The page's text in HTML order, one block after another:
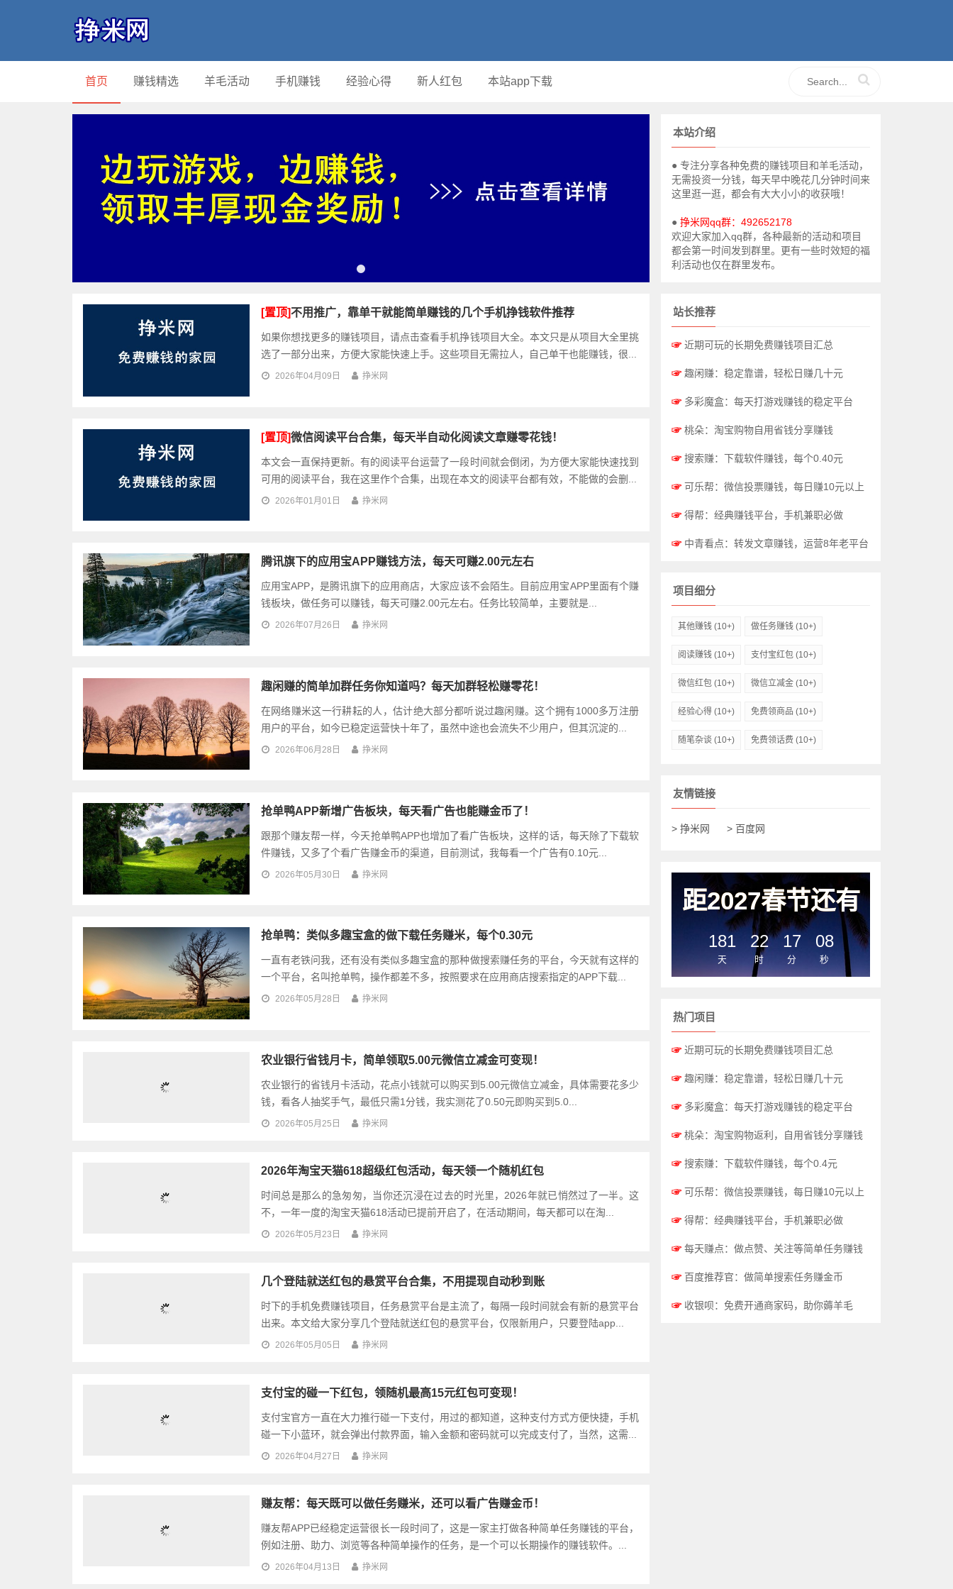
首页 赚钱精选 羊毛活动 手机赚钱 经验心得 新人红包 本站app下载
[置顶]不用推广，靠单干就能简单赚钱的几个手机挣钱软件推荐
如果你想找更多的赚钱项目，请点击查看手机挣钱项目大全。本文只是从项目大全里挑
选了一部分出来，方便大家能快速上手。这些项目无需拉人，自己单干也能赚钱，很...
2026年04月09日 挣米网
[置顶]微信阅读平台合集，每天半自动化阅读文章赚零花钱！
本文会一直保持更新。有的阅读平台运营了一段时间就会倒闭，为方便大家能快速找到
可用的阅读平台，我在这里作个合集，出现在本文的阅读平台都有效，不能做的会删...
2026年01月01日 挣米网
腾讯旗下的应用宝APP赚钱方法，每天可赚2.00元左右
应用宝APP，是腾讯旗下的应用商店，大家应该不会陌生。目前应用宝APP里面有个赚
钱板块，做任务可以赚钱，每天可赚2.00元左右。任务比较简单，主要就是...
2026年07月26日 挣米网
趣闲赚的简单加群任务你知道吗？每天加群轻松赚零花！
在网络赚米这一行耕耘的人，估计绝大部分都听说过趣闲赚。这个拥有1000多万注册
用户的平台，如今已稳定运营快十年了，虽然中途也会流失不少用户，但其沉淀的...
2026年06月28日 挣米网
抢单鸭APP新增广告板块，每天看广告也能赚金币了！
跟那个赚友帮一样，今天抢单鸭APP也增加了看广告板块，这样的话，每天除了下载软
件赚钱，又多了个看广告赚金币的渠道，目前测试，我每看一个广告有0.10元...
2026年05月30日 挣米网
抢单鸭：类似多趣宝盒的做下载任务赚米，每个0.30元
一直有老铁问我，还有没有类似多趣宝盒的那种做搜索赚任务的平台，今天就有这样的
一个平台，名叫抢单鸭，操作都差不多，按照要求在应用商店搜索指定的APP下载...
2026年05月28日 挣米网
农业银行省钱月卡，简单领取5.00元微信立减金可变现！
农业银行的省钱月卡活动，花点小钱就可以购买到5.00元微信立减金，具体需要花多少
钱，看各人抽奖手气，最低只需1分钱，我实测花了0.50元即购买到5.0...
2026年05月25日 挣米网
2026年淘宝天猫618超级红包活动，每天领一个随机红包
时间总是那么的急匆匆，当你还沉浸在过去的时光里，2026年就已悄然过了一半。这
不，一年一度的淘宝天猫618活动已提前开启了，在活动期间，每天都可以在淘...
2026年05月23日 挣米网
几个登陆就送红包的悬赏平台合集，不用提现自动秒到账
时下的手机免费赚钱项目，任务悬赏平台是主流了，每隔一段时间就会有新的悬赏平台
出来。本文给大家分享几个登陆就送红包的悬赏平台，仅限新用户，只要登陆app...
2026年05月05日 挣米网
支付宝的碰一下红包，领随机最高15元红包可变现！
支付宝官方一直在大力推行碰一下支付，用过的都知道，这种支付方式方便快捷，手机
碰一下小蓝环，就会弹出付款界面，输入金额和密码就可以完成支付了，当然，这需...
2026年04月27日 挣米网
赚友帮：每天既可以做任务赚米，还可以看广告赚金币！
赚友帮APP已经稳定运营很长一段时间了，这是一家主打做各种简单任务赚钱的平台，
例如注册、助力、浏览等各种简单操作的任务，是一个可以长期操作的赚钱软件。...
2026年04月13日 挣米网
本站介绍
● 专注分享各种免费的赚钱项目和羊毛活动，
无需投资一分钱，每天早中晚花几分钟时间来
这里逛一逛，都会有大大小小的收获哦！
● 挣米网qq群：492652178
欢迎大家加入qq群，各种最新的活动和项目
都会第一时间发到群里。更有一些时效短的福
利活动也仅在群里发布。
站长推荐
☞ 近期可玩的长期免费赚钱项目汇总
☞ 趣闲赚：稳定靠谱，轻松日赚几十元
☞ 多彩魔盒：每天打游戏赚钱的稳定平台
☞ 桃朵：淘宝购物自用省钱分享赚钱
☞ 搜索赚：下载软件赚钱，每个0.40元
☞ 可乐帮：微信投票赚钱，每日赚10元以上
☞ 得帮：经典赚钱平台，手机兼职必做
☞ 中青看点：转发文章赚钱，运营8年老平台
项目细分
其他赚钱 (10+) 做任务赚钱 (10+)
阅读赚钱 (10+) 支付宝红包 (10+)
微信红包 (10+) 微信立减金 (10+)
经验心得 (10+) 免费领商品 (10+)
随笔杂谈 (10+) 免费领话费 (10+)
友情链接
> 挣米网 > 百度网
距2027春节还有
181
天
22
时
17
分
07
秒
热门项目
☞ 近期可玩的长期免费赚钱项目汇总
☞ 趣闲赚：稳定靠谱，轻松日赚几十元
☞ 多彩魔盒：每天打游戏赚钱的稳定平台
☞ 桃朵：淘宝购物返利，自用省钱分享赚钱
☞ 搜索赚：下载软件赚钱，每个0.4元
☞ 可乐帮：微信投票赚钱，每日赚10元以上
☞ 得帮：经典赚钱平台，手机兼职必做
☞ 每天赚点：做点赞、关注等简单任务赚钱
☞ 百度推荐官：做简单搜索任务赚金币
☞ 收银呗：免费开通商家码，助你薅羊毛